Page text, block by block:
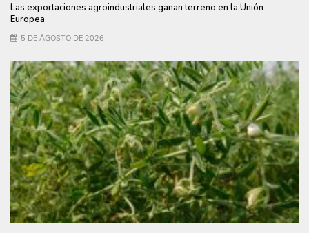
Las exportaciones agroindustriales ganan terreno en la Unión
Europea
5 DE AGOSTO DE 2026